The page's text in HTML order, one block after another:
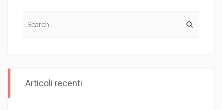
Articoli recenti